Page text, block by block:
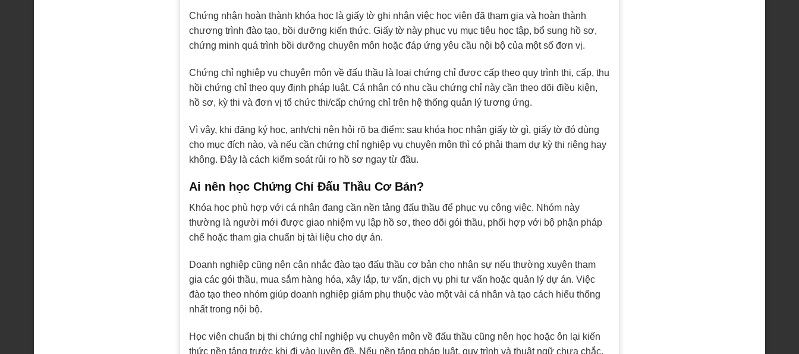
Chứng nhận hoàn thành khóa học là giấy tờ ghi nhận việc học viên đã tham gia và hoàn thành
chương trình đào tạo, bồi dưỡng kiến thức. Giấy tờ này phục vụ mục tiêu học tập, bổ sung hồ sơ,
chứng minh quá trình bồi dưỡng chuyên môn hoặc đáp ứng yêu cầu nội bộ của một số đơn vị.
Chứng chỉ nghiệp vụ chuyên môn về đấu thầu là loại chứng chỉ được cấp theo quy trình thi, cấp, thu
hồi chứng chỉ theo quy định pháp luật. Cá nhân có nhu cầu chứng chỉ này cần theo dõi điều kiện,
hồ sơ, kỳ thi và đơn vị tổ chức thi/cấp chứng chỉ trên hệ thống quản lý tương ứng.
Vì vậy, khi đăng ký học, anh/chị nên hỏi rõ ba điểm: sau khóa học nhận giấy tờ gì, giấy tờ đó dùng
cho mục đích nào, và nếu cần chứng chỉ nghiệp vụ chuyên môn thì có phải tham dự kỳ thi riêng hay
không. Đây là cách kiểm soát rủi ro hồ sơ ngay từ đầu.
Ai nên học Chứng Chỉ Đấu Thầu Cơ Bản?
Khóa học phù hợp với cá nhân đang cần nền tảng đấu thầu để phục vụ công việc. Nhóm này
thường là người mới được giao nhiệm vụ lập hồ sơ, theo dõi gói thầu, phối hợp với bộ phận pháp
chế hoặc tham gia chuẩn bị tài liệu cho dự án.
Doanh nghiệp cũng nên cân nhắc đào tạo đấu thầu cơ bản cho nhân sự nếu thường xuyên tham
gia các gói thầu, mua sắm hàng hóa, xây lắp, tư vấn, dịch vụ phi tư vấn hoặc quản lý dự án. Việc
đào tạo theo nhóm giúp doanh nghiệp giảm phụ thuộc vào một vài cá nhân và tạo cách hiểu thống
nhất trong nội bộ.
Học viên chuẩn bị thi chứng chỉ nghiệp vụ chuyên môn về đấu thầu cũng nên học hoặc ôn lại kiến
thức nền tảng trước khi đi vào luyện đề. Nếu nền tảng pháp luật, quy trình và thuật ngữ chưa chắc,